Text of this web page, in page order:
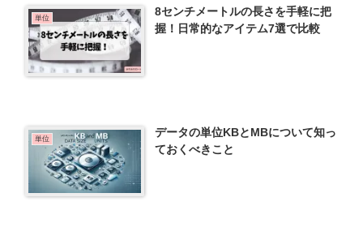
単位
8センチメートルの長さを手軽に把
握！日常的なアイテム7選で比較
単位
データの単位KBとMBについて知っ
ておくべきこと